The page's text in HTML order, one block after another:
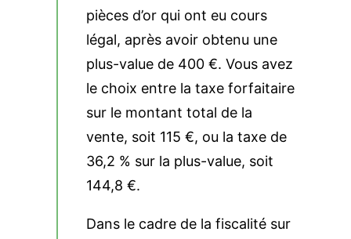
pièces d’or qui ont eu cours
légal, après avoir obtenu une
plus-value de 400 €. Vous avez
le choix entre la taxe forfaitaire
sur le montant total de la
vente, soit 115 €, ou la taxe de
36,2 % sur la plus-value, soit
144,8 €.
Dans le cadre de la fiscalité sur